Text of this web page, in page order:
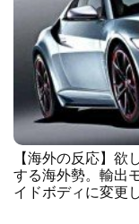
【海外の反応】欲
する海外勢。輸出
イドボディに変更